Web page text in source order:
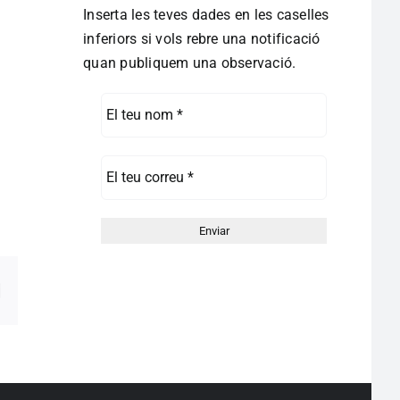
Correo
Inserta les teves dades en les caselles
inferiors si vols rebre una notificació
quan publiquem una observació.